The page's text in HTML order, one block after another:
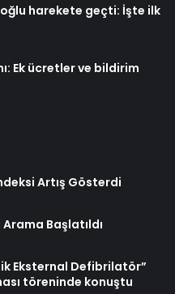
harekete geçti: İşte ilk
Ek ücretler ve bildirim
Artış Gösterdi
Başlatıldı
Eksternal Defibrilatör”
töreninde konuştu